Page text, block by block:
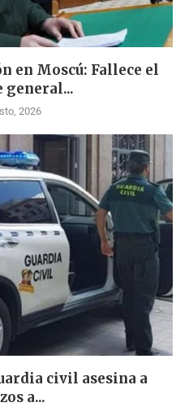
en Moscú: Fallece el
general...
2026
civil asesina a
a...